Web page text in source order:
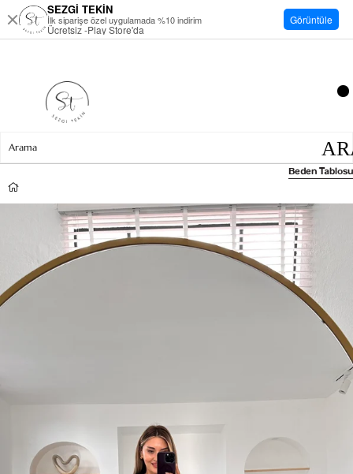
Beden Tablosu
SEZGİ TEKİN
İlk siparişe özel uygulamada %10 indirim
Ücretsiz -Play Store'da
Görüntüle